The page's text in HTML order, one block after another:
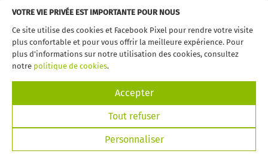
VOTRE VIE PRIVÉE EST IMPORTANTE POUR NOUS
Ce site utilise des cookies et Facebook Pixel pour rendre votre visite
plus confortable et pour vous offrir la meilleure expérience. Pour
plus d'informations sur notre utilisation des cookies, consultez
notre politique de cookies.
Accepter
Tout refuser
Personnaliser
Les 10 meilleures piscines des îles Canaries
31 janvier 2017
1. Lago Martiánez (Tenerife) 2. Parador de Cruz de Tejeda (Gran
Canaria) 3. Maspalomas & Tabaiba Princess (Gran Canaria) 4. H10
Rubicón Palace (Lanzarote) 5. R2 Rio Calma Ho (...)
RÉSERVEZ MAINTENANT